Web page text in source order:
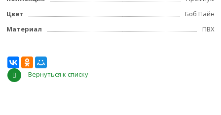
Цвет
Боб Пайн
Материал
ПВХ
Вернуться к списку